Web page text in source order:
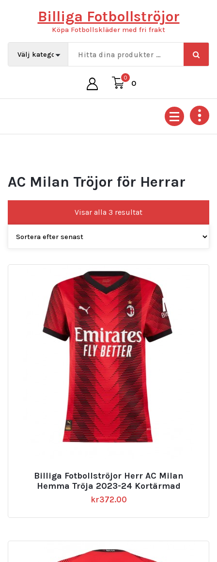
Billiga Fotbollströjor
Köpa Fotbollskläder med fri frakt
0
0
AC Milan Tröjor för Herrar
Visar alla 3 resultatSortera
efter
Billiga Fotbollströjor Herr AC Milan
Hemma Tröja 2023-24 Kortärmad
kr372.00